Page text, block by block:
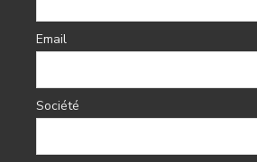
Email
Société